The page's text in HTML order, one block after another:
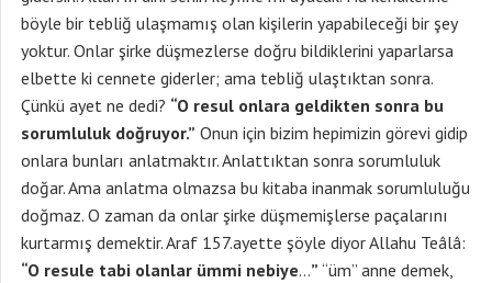
böyle bir tebliğ ulaşmamış olan kişilerin yapabileceği bir şey
yoktur. Onlar şirke düşmezlerse doğru bildiklerini yaparlarsa
elbette ki cennete giderler; ama tebliğ ulaştıktan sonra.
Çünkü ayet ne dedi? “O resul onlara geldikten sonra bu
sorumluluk doğruyor.” Onun için bizim hepimizin görevi gidip
onlara bunları anlatmaktır. Anlattıktan sonra sorumluluk
doğar. Ama anlatma olmazsa bu kitaba inanmak sorumluluğu
doğmaz. O zaman da onlar şirke düşmemişlerse paçalarını
kurtarmış demektir. Araf 157.ayette şöyle diyor Allahu Teâlâ:
“O resule tabi olanlar ümmi nebiye…” “üm” anne demek,